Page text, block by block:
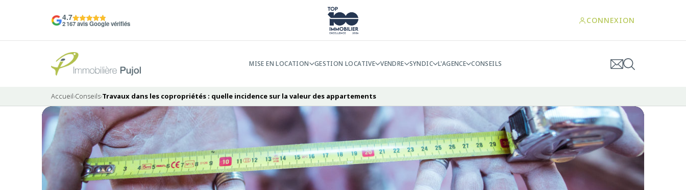
4.7
2 167 avis Google vérifiés CONNEXION
MISE EN LOCATION GESTION LOCATIVE VENDRE SYNDIC L'AGENCE CONSEILS
Accueil›Conseils›Travaux dans les copropriétés : quelle incidence sur la valeur des appartements